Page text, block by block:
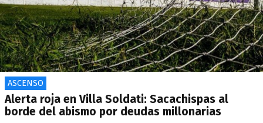
ASCENSO
Alerta roja en Villa Soldati: Sacachispas al
borde del abismo por deudas millonarias